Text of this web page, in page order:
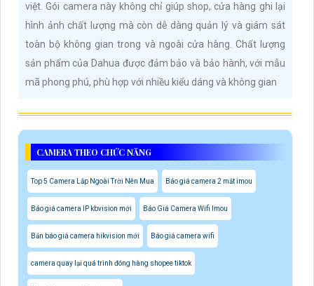
việt. Gói camera này không chỉ giúp shop, cửa hàng ghi lại
hình ảnh chất lượng mà còn dễ dàng quản lý và giám sát
toàn bộ không gian trong và ngoài cửa hàng. Chất lượng
sản phẩm của Dahua được đảm bảo và bảo hành, với mẫu
mã phong phú, phù hợp với nhiều kiểu dáng và không gian
CAMERA THEO CHỨC NĂNG
Top 5 Camera Lắp Ngoài Trời Nên Mua Báo giá camera 2 mắt imou
Báo giá camera IP kbvision mới Báo Giá Camera Wifi Imou
Bản báo giá camera hikvision mới Báo giá camera wifi
camera quay lại quá trình đóng hàng shopee tiktok